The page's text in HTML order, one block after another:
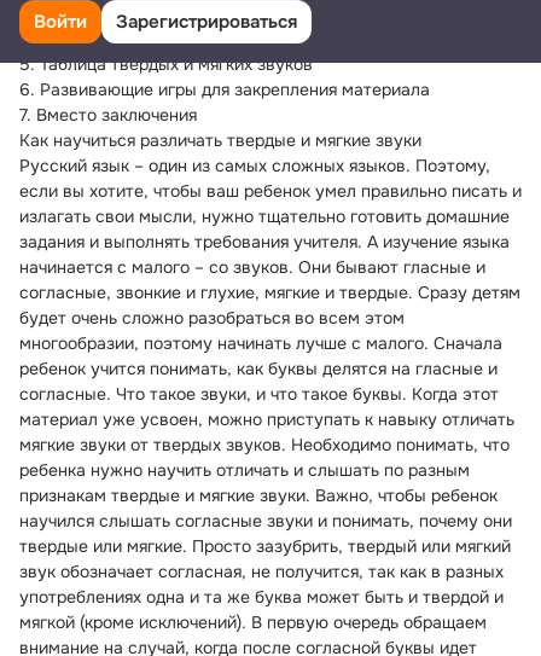
3. Какие звуки всегда твердые, а какие – мягкие
4. Понятие о звонких и глухих звуках
5. Таблица твердых и мягких звуков
6. Развивающие игры для закрепления материала
7. Вместо заключения
Как научиться различать твердые и мягкие звуки
Русский язык – один из самых сложных языков. Поэтому,
если вы хотите, чтобы ваш ребенок умел правильно писать и
излагать свои мысли, нужно тщательно готовить домашние
задания и выполнять требования учителя. А изучение языка
начинается с малого – со звуков. Они бывают гласные и
согласные, звонкие и глухие, мягкие и твердые. Сразу детям
будет очень сложно разобраться во всем этом
многообразии, поэтому начинать лучше с малого. Сначала
ребенок учится понимать, как буквы делятся на гласные и
согласные. Что такое звуки, и что такое буквы. Когда этот
материал уже усвоен, можно приступать к навыку отличать
мягкие звуки от твердых звуков. Необходимо понимать, что
ребенка нужно научить отличать и слышать по разным
признакам твердые и мягкие звуки. Важно, чтобы ребенок
научился слышать согласные звуки и понимать, почему они
твердые или мягкие. Просто зазубрить, твердый или мягкий
звук обозначает согласная, не получится, так как в разных
употреблениях одна и та же буква может быть и твердой и
мягкой (кроме исключений). В первую очередь обращаем
внимание на случай, когда после согласной буквы идет
Войти Зарегистрироваться